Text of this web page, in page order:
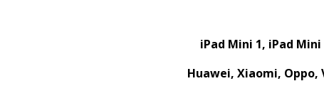
iPad Mini 1, iPad
Huawei, Xiaomi, Oppo,